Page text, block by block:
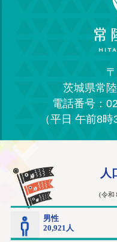
茨城県常
電話番号：
（平日 午前8